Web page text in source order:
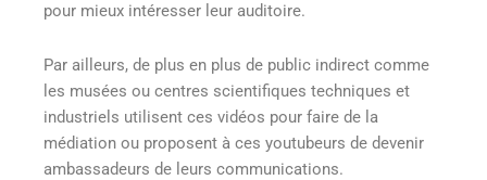
pour mieux intéresser leur auditoire.
Par ailleurs, de plus en plus de public indirect comme
les musées ou centres scientifiques techniques et
industriels utilisent ces vidéos pour faire de la
médiation ou proposent à ces youtubeurs de devenir
ambassadeurs de leurs communications.